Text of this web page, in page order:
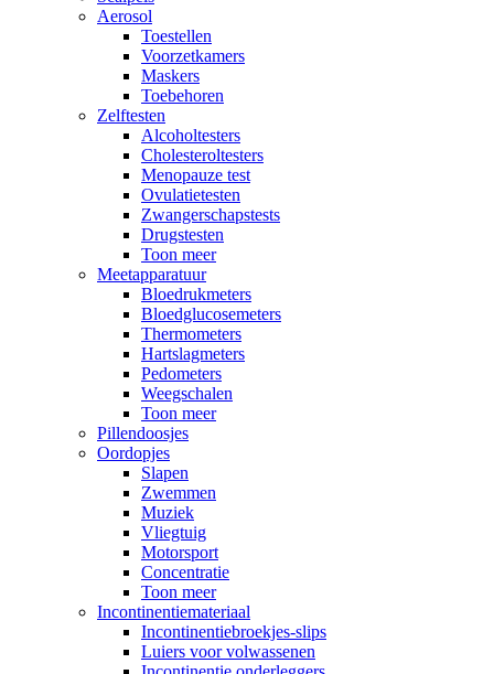
Aerosol
Toestellen
Voorzetkamers
Maskers
Toebehoren
Zelftesten
Alcoholtesters
Cholesteroltesters
Menopauze test
Ovulatietesten
Zwangerschapstests
Drugstesten
Toon meer
Meetapparatuur
Bloedrukmeters
Bloedglucosemeters
Thermometers
Hartslagmeters
Pedometers
Weegschalen
Toon meer
Pillendoosjes
Oordopjes
Slapen
Zwemmen
Muziek
Vliegtuig
Motorsport
Concentratie
Toon meer
Incontinentiemateriaal
Incontinentiebroekjes-slips
Luiers voor volwassenen